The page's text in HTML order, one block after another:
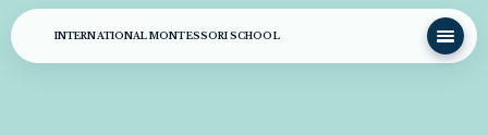
INTERNATIONAL MONTESSORI SCHOOL